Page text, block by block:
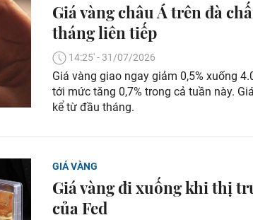
Giá vàng châu Á trên đà
tháng liên tiếp
14:25' - 31/07/2026
Giá vàng giao ngay giảm 0,5% xuống
tới mức tăng 0,7% trong cả tuần này.
kể từ đầu tháng.
GIÁ VÀNG
Giá vàng đi xuống khi thị
của Fed